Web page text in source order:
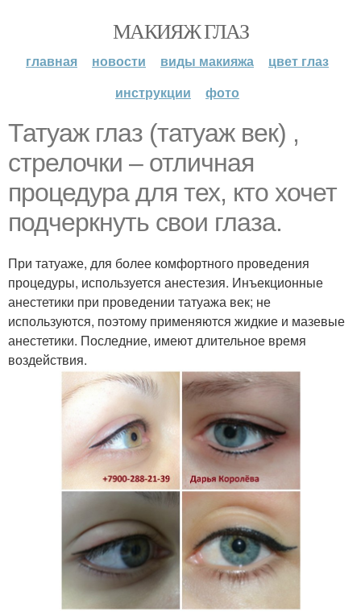
МАКИЯЖ ГЛАЗ
главная новости виды макияжа
цвет глаз
инструкции
фото
Татуаж глаз (татуаж век) ,
стрелочки – отличная
процедура для тех, кто хочет
подчеркнуть свои глаза.
При татуаже, для более комфортного проведения
процедуры, используется анестезия. Инъекционные
анестетики при проведении татуажа век; не
используются, поэтому применяются жидкие и мазевые
анестетики. Последние, имеют длительное время
воздействия.